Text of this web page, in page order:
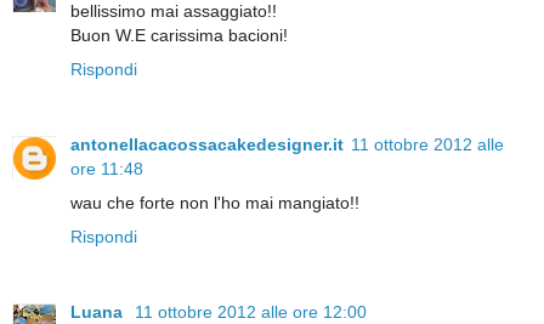
bellissimo mai assaggiato!!
Buon W.E carissima bacioni!
Rispondi
antonellacacossacakedesigner.it 11 ottobre 2012 alle
ore 11:48
wau che forte non l'ho mai mangiato!!
Rispondi
Luana
11 ottobre 2012 alle ore 12:00